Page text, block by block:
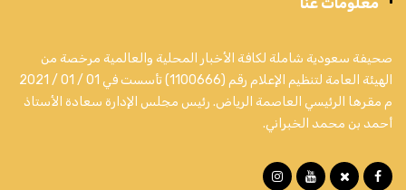
صحيفة سعودية شاملة لكافة الأخبار المحلية والعالمية مرخصة من
الهيئة العامة لتنظيم الإعلام رقم (1100666) تأسست في 01 / 01 / 2021
م مقرها الرئيسي العاصمة الرياض. رئيس مجلس الإدارة سعادة الأستاذ
أحمد بن محمد الخبراني.